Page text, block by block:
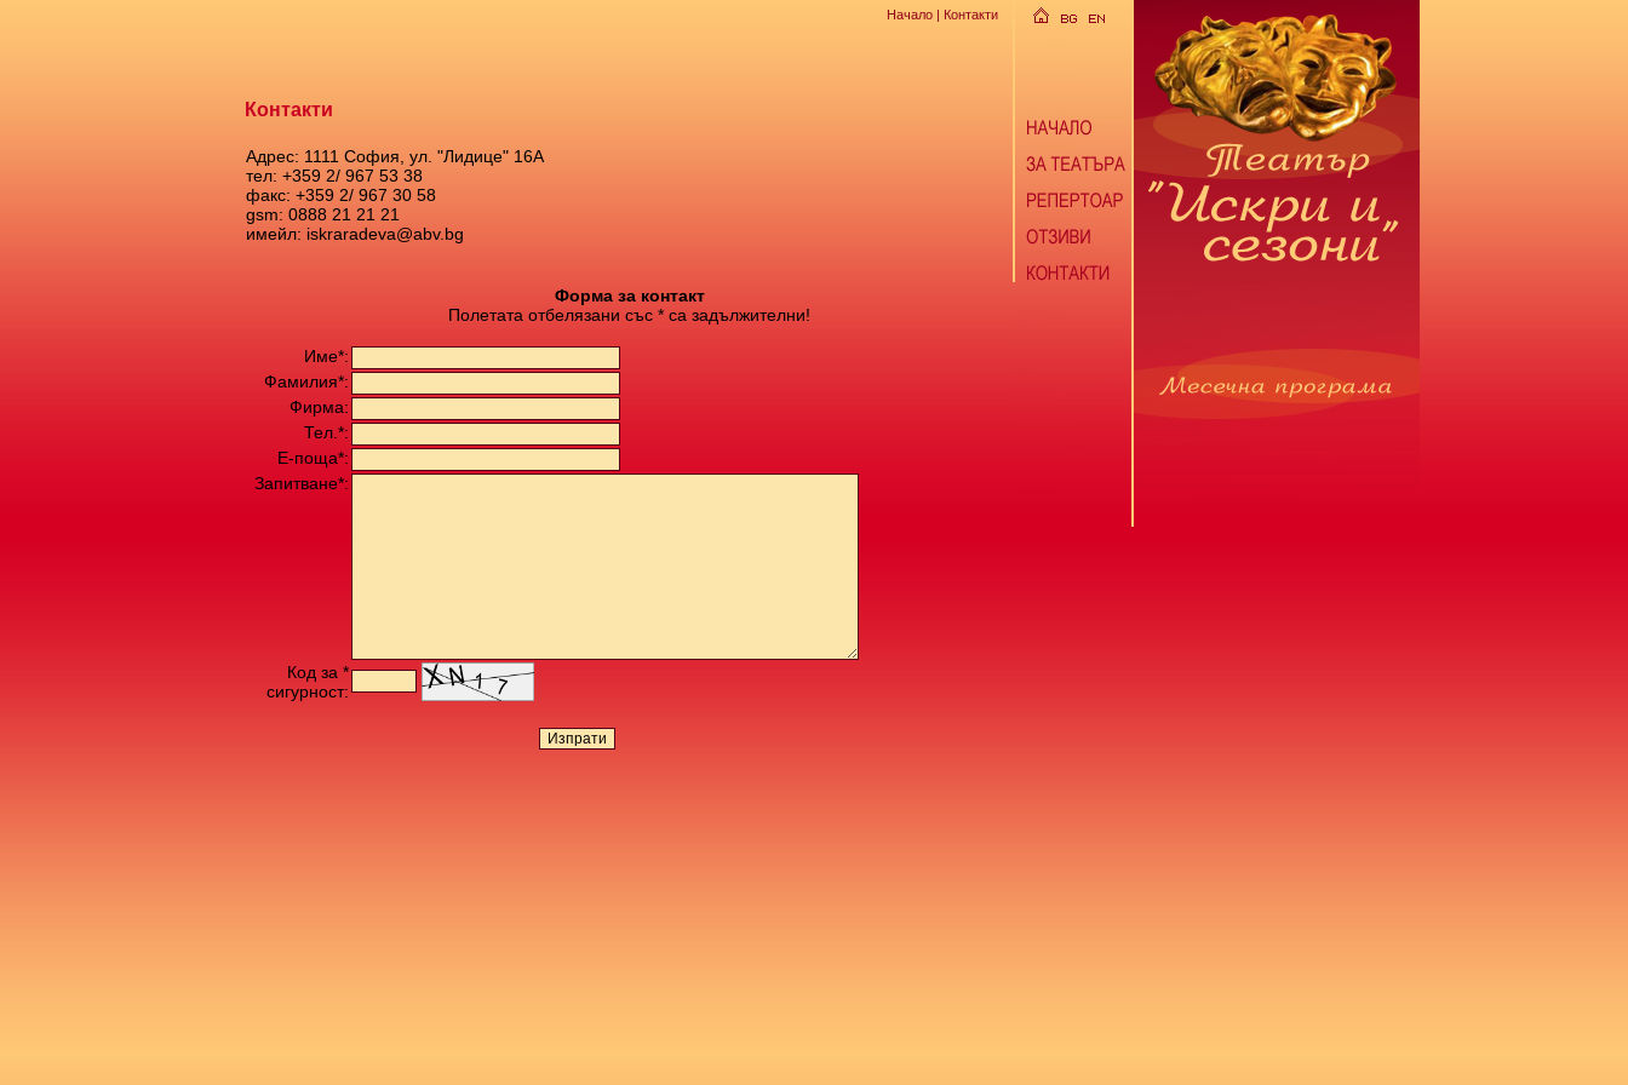
Начало | Контакти
Контакти
Адрес: 1111 София, ул. "Лидице" 16А
тел: +359 2/ 967 53 38
факс: +359 2/ 967 30 58
gsm: 0888 21 21 21
имейл: iskraradeva@abv.bg
Форма за контакт
Полетата отбелязани със * са задължителни!
Име*:
Фамилия*:
Фирма:
Тел.*:
Е-поща*:
Запитване*:
Код за *
сигурност: